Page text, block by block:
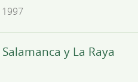
1997
y La Raya